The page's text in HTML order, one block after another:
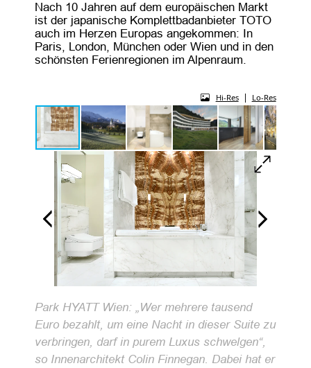
Nach 10 Jahren auf dem europäischen Markt
ist der japanische Komplettbadanbieter TOTO
auch im Herzen Europas angekommen: In
Paris, London, München oder Wien und in den
schönsten Ferienregionen im Alpenraum.
Hi-Res| Lo-Res
Park HYATT Wien: „Wer mehrere tausend
Euro bezahlt, um eine Nacht in dieser Suite zu
verbringen, darf in purem Luxus schwelgen“,
so Innenarchitekt Colin Finnegan. Dabei hat er